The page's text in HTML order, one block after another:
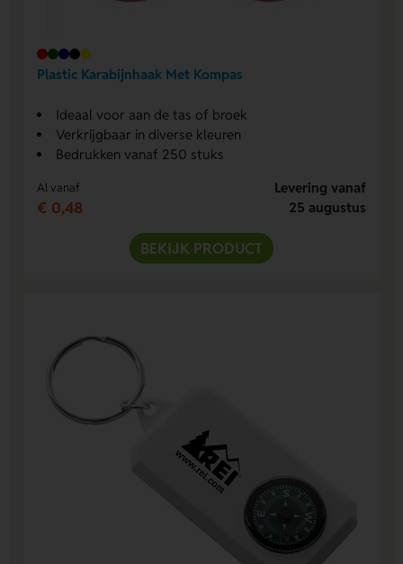
Plastic Karabijnhaak Met Kompas
Ideaal voor aan de tas of broek
Verkrijgbaar in diverse kleuren
Bedrukken vanaf 250 stuks
Al vanaf
€ 0,48
Levering vanaf
25 augustus
BEKIJK PRODUCT